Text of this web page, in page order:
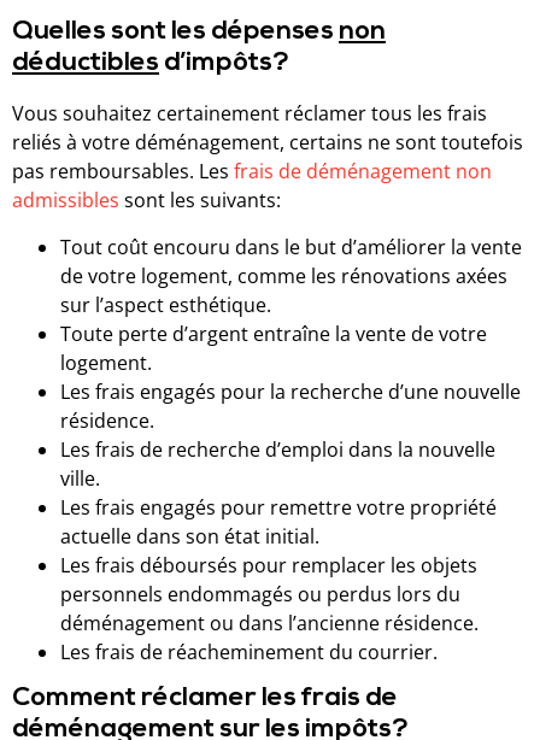
Quelles sont les dépenses non
déductibles d’impôts?
Vous souhaitez certainement réclamer tous les frais
reliés à votre déménagement, certains ne sont toutefois
pas remboursables. Les frais de déménagement non
admissibles sont les suivants:
Tout coût encouru dans le but d’améliorer la vente
de votre logement, comme les rénovations axées
sur l’aspect esthétique.
Toute perte d’argent entraîne la vente de votre
logement.
Les frais engagés pour la recherche d’une nouvelle
résidence.
Les frais de recherche d’emploi dans la nouvelle
ville.
Les frais engagés pour remettre votre propriété
actuelle dans son état initial.
Les frais déboursés pour remplacer les objets
personnels endommagés ou perdus lors du
déménagement ou dans l’ancienne résidence.
Les frais de réacheminement du courrier.
Comment réclamer les frais de
déménagement sur les impôts?